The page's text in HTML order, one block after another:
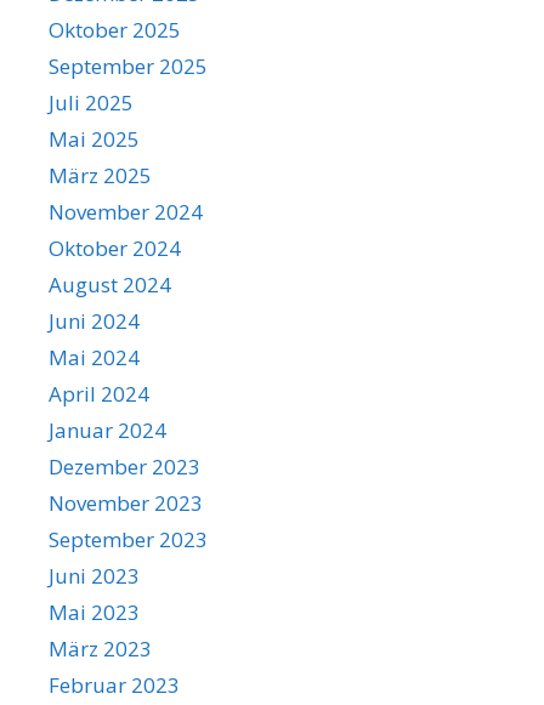
Oktober 2025
September 2025
Juli 2025
Mai 2025
März 2025
November 2024
Oktober 2024
August 2024
Juni 2024
Mai 2024
April 2024
Januar 2024
Dezember 2023
November 2023
September 2023
Juni 2023
Mai 2023
März 2023
Februar 2023